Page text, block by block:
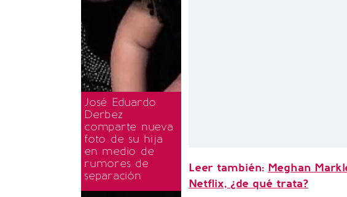
José Eduardo
Derbez
comparte nueva
foto de su hija
en medio de
rumores de
separación
Leer también: Meghan
Netflix, ¿de qué trata?